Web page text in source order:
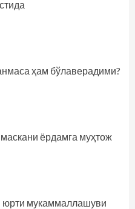
ҳам бўлаверадими?
ёрдамга муҳтож
юрти мукаммаллашуви